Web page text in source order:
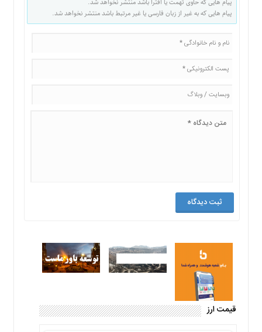
پیام هایی که به غیر از زبان فارسی یا غیر مرتبط باشد منتشر نخواهد شد.
قیمت ارز